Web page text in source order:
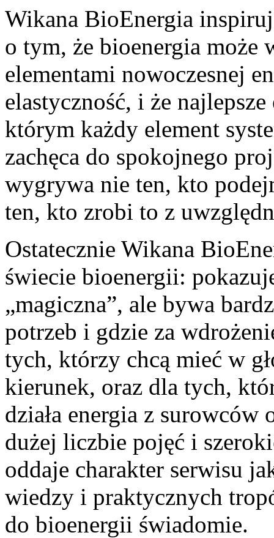
Wikana BioEnergia
o tym, że bioenergia może
elementami nowoczesnej
elastyczność, i że
którym każdy element
zachęca do spokojnego
wygrywa nie ten, kto
ten, kto zrobi to z
Ostatecznie Wikana
świecie bioenergii:
„magiczna”, ale bywa
potrzeb i gdzie za
tych, którzy chcą mieć w
kierunek, oraz dla tych,
działa energia z
dużej liczbie pojęć i
oddaje charakter serwisu
wiedzy i praktycznych
do bioenergii świadomie.